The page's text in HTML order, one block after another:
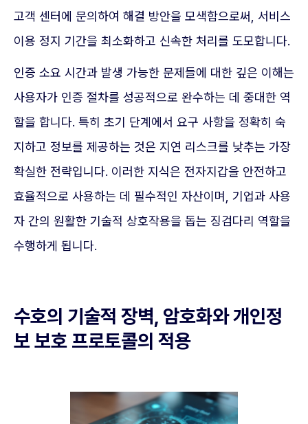
고객 센터에 문의하여 해결 방안을 모색함으로써, 서비스
이용 정지 기간을 최소화하고 신속한 처리를 도모합니다.
인증 소요 시간과 발생 가능한 문제들에 대한 깊은 이해는
사용자가 인증 절차를 성공적으로 완수하는 데 중대한 역
할을 합니다. 특히 초기 단계에서 요구 사항을 정확히 숙
지하고 정보를 제공하는 것은 지연 리스크를 낮추는 가장
확실한 전략입니다. 이러한 지식은 전자지갑을 안전하고
효율적으로 사용하는 데 필수적인 자산이며, 기업과 사용
자 간의 원활한 기술적 상호작용을 돕는 징검다리 역할을
수행하게 됩니다.
수호의 기술적 장벽, 암호화와 개인정
보 보호 프로토콜의 적용